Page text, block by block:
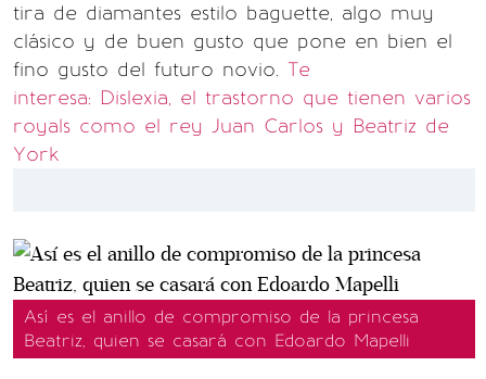
tira de diamantes estilo baguette, algo muy
clásico y de buen gusto que pone en bien el
fino gusto del futuro novio. Te
interesa: Dislexia, el trastorno que tienen varios
royals como el rey Juan Carlos y Beatriz de
York
Así es el anillo de compromiso de la princesa
Beatriz, quien se casará con Edoardo Mapelli